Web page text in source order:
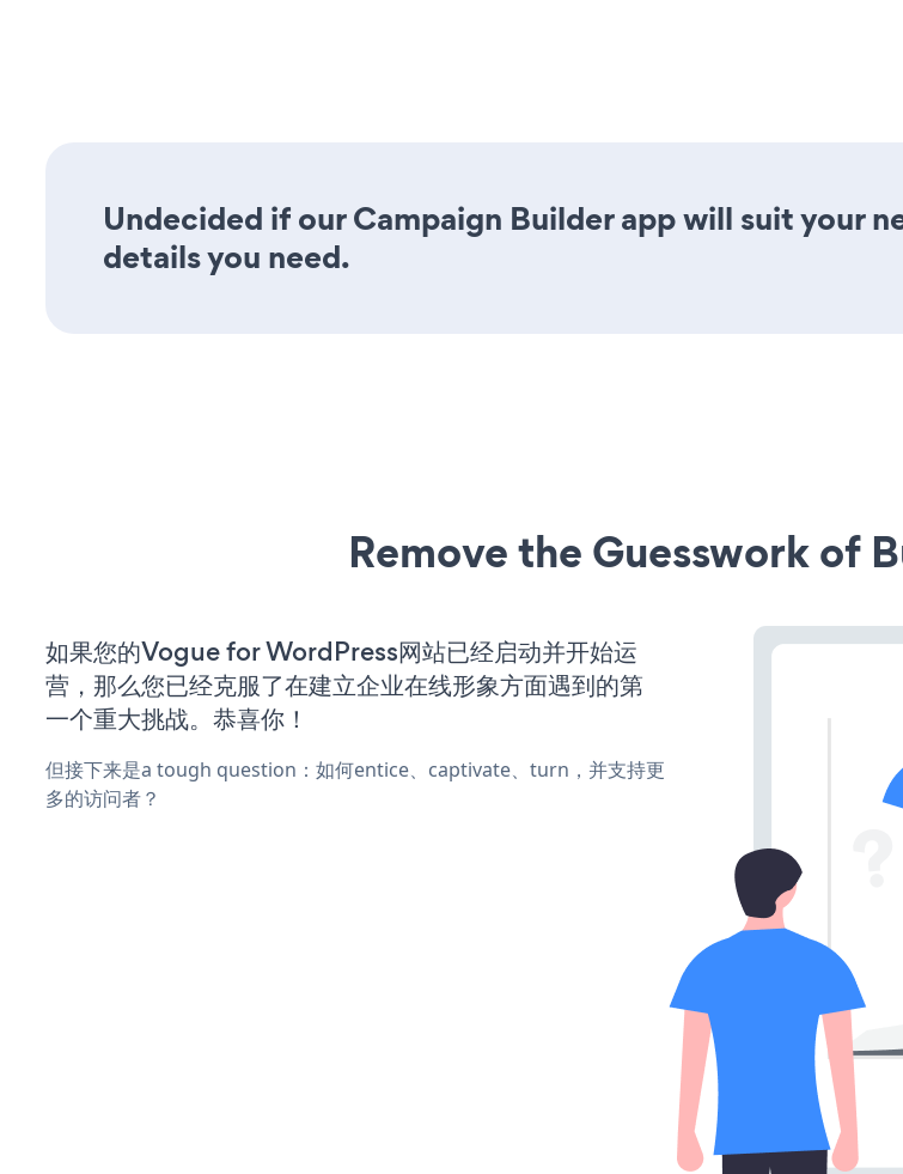
Undecided if our Campaign Builder app will suit your
details you need.
Remove the Guesswork of
如果您的Vogue for WordPress网站已经启动并开始运
营，那么您已经克服了在建立企业在线形象方面遇到的第
一个重大挑战。恭喜你！
但接下来是a tough question：如何entice、captivate、turn，并支持更
多的访问者？